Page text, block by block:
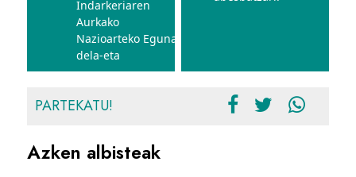
Indarkeriaren
Aurkako
Nazioarteko Eguna
dela-eta
PARTEKATU!
Azken albisteak